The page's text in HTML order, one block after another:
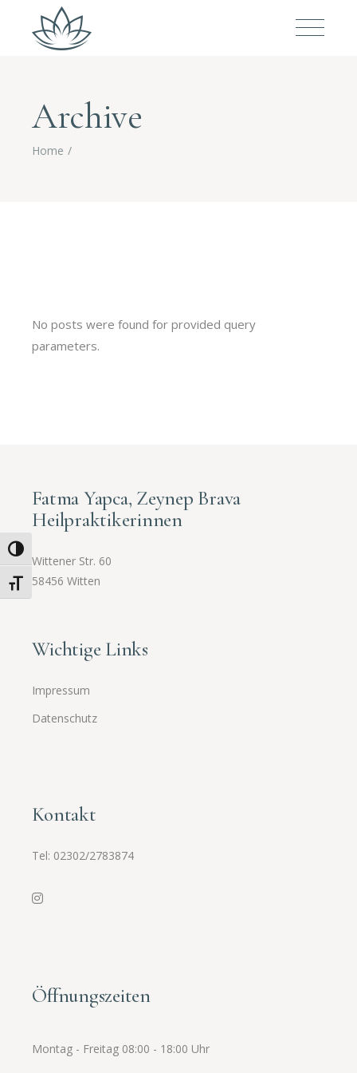
Umschalten auf hohe Kontraste
Schrift vergrößern
Archive
Home
No posts were found for provided query
parameters.
Fatma Yapca, Zeynep Brava
Heilpraktikerinnen
Wittener Str. 60
58456 Witten
Wichtige Links
Impressum
Datenschutz
Kontakt
Tel: 02302/2783874
Öffnungszeiten
Montag - Freitag 08:00 - 18:00 Uhr